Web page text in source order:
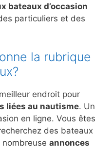
bateaux d’occasion
particuliers et des
la rubrique
endroit pour
liées au nautisme. Un
en ligne. Vous êtes
des bateaux
annonces